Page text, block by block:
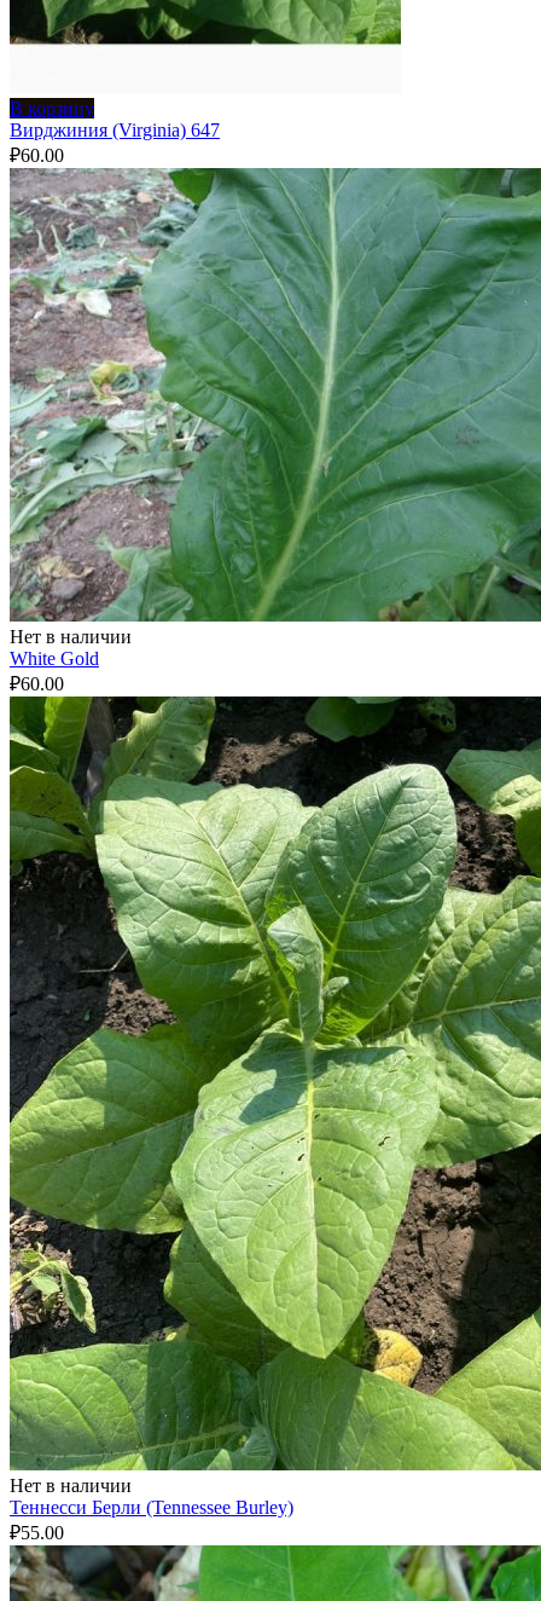
В корзину
Вирджиния (Virginia) 647
₽60.00
Нет в наличии
White Gold
₽60.00
Нет в наличии
Теннесси Берли (Tennessee Burley)
₽55.00